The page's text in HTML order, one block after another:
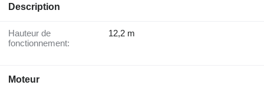
Description
Hauteur de
fonctionnement:
12,2 m
Moteur